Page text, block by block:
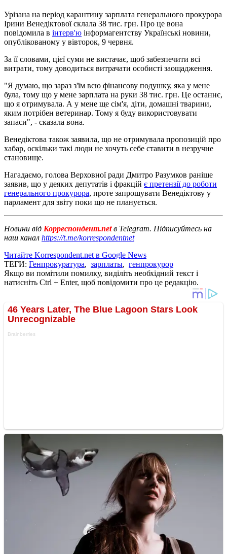
Урізана на період карантину зарплата генерального прокурора
Ірини Венедіктової склала 38 тис. грн. Про це вона
повідомила в інтерв'ю інформагентству Українські новини,
опублікованому у вівторок, 9 червня.
За її словами, цієї суми не вистачає, щоб забезпечити всі
витрати, тому доводиться витрачати особисті заощадження.
"Я думаю, що зараз з'їм всю фінансову подушку, яка у мене
була, тому що у мене зарплата на руки 38 тис. грн. Це останнє,
що я отримувала. А у мене ще сім'я, діти, домашні тварини,
яким потрібен ветеринар. Тому я буду використовувати
запаси", - сказала вона.
Венедіктова також заявила, що не отримувала пропозицій про
хабар, оскільки такі люди не хочуть себе ставити в незручне
становище.
Нагадаємо, голова Верховної ради Дмитро Разумков раніше
заявив, що у деяких депутатів і фракцій є претензії до роботи
генерального прокурора, проте запрошувати Венедіктову у
парламент для звіту поки що не планується.
Новини від Корреспондент.netв Telegram. Підписуйтесь на
наш канал https://t.me/korrespondentnet
Читайте Korrespondent.net в Google News
ТЕГИ: Генпрокуратура, зарплаты, генпрокурор
Якщо ви помітили помилку, виділіть необхідний текст і
натисніть Ctrl + Enter, щоб повідомити про це редакцію.